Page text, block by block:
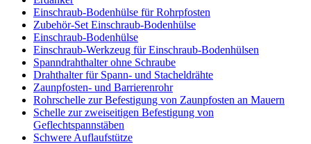
Einschraub-Bodenhülse für Rohrpfosten
Zubehör-Set Einschraub-Bodenhülse
Einschraub-Bodenhülse
Einschraub-Werkzeug für Einschraub-Bodenhülsen
Spanndrahthalter ohne Schraube
Drahthalter für Spann- und Stacheldrähte
Zaunpfosten- und Barrierenrohr
Rohrschelle zur Befestigung von Zaunpfosten an Mauern
Schelle zur zweiseitigen Befestigung von
Geflechtspannstäben
Schwere Auflaufstütze